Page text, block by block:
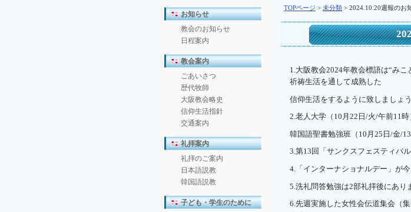
TOPページ > 未分類 > 2024.10.20週報のお
1.大阪教会2024年教会標語は“み
祈祷生活を通して成熟した
信仰生活をするように致しましょう
2.老人大学（10月22日/火/午前11時
韓国語聖書勉強班（10月25日/金/
3.第13回「サンクスフェスティバ
4.「インターナショナルデー」が
5.洗礼問答勉強は2部礼拝後にあり
6.先週実施した女性会伝道集会（
お知らせ
教会のお知らせ
日程案内
教会案内
ごあいさつ
歴代牧師
大阪教会略史
信仰生活指針
交通案内
礼拝案内
礼拝のご案内
日本語説教
韓国語説教
子ども・学生のために